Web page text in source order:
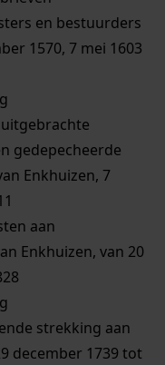
en bestuurders
1570, 7 mei 1603
gedepecheerde
Enkhuizen, 7
aan
Enkhuizen, van 20
strekking aan
december 1739 tot